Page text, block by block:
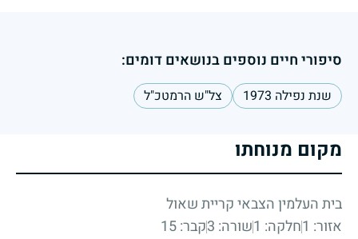
סיפורי חיים נוספים בנושאים דומים:
שנת נפילה 1973 צל"ש הרמטכ"ל
מקום מנוחתו
בית העלמין הצבאי קריית שאול
אזור: 1
חלקה: 1 שורה: 3 קבר: 15